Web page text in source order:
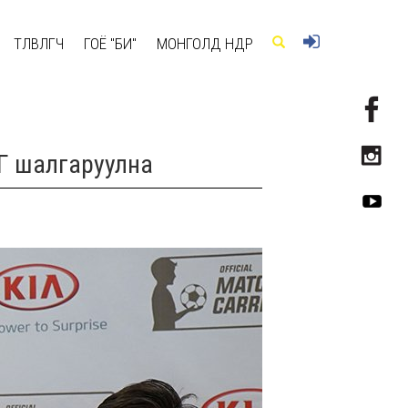
ТӨЛӨВЛӨГЧ ГОЁ "БИ" МОНГОЛД ӨНӨӨДӨР
шалгаруулна